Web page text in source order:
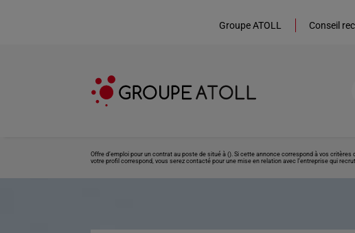
Groupe ATOLL Conseil
Offre d’emploi pour un contrat au poste de situé à (). Si cette annonce correspond à vos
votre profil correspond, vous serez contacté pour une mise en relation avec l’entreprise qui